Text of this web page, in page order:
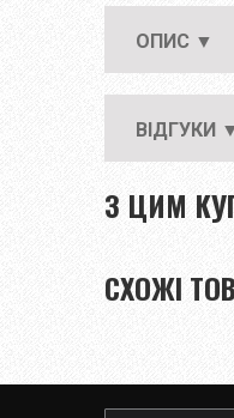
ОПИС ▼
ВІДГУКИ
З ЦИМ
СХОЖІ